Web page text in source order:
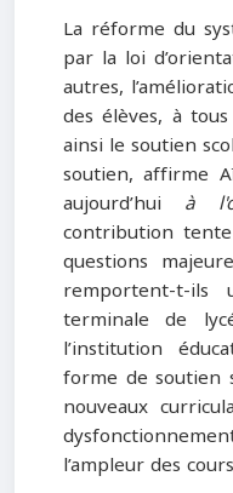
La réforme du
par la loi
autres,
des élèves, à
ainsi le soutien
soutien, affirme
aujourd’hui à
contribution
questions
remportent-t-
terminale de
l’institution
forme de soutien
nouveaux
l’ampleur des